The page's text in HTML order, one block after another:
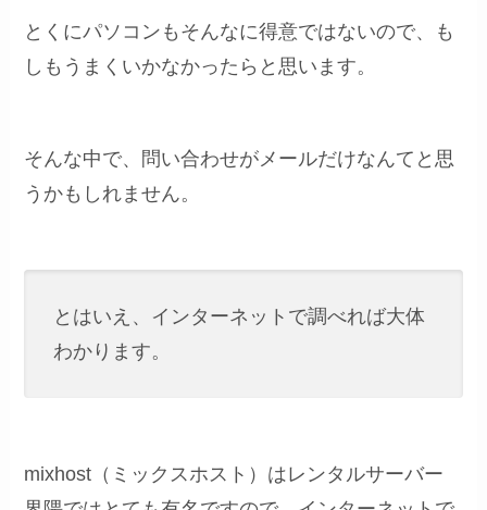
とくにパソコンもそんなに得意ではないので、も
しもうまくいかなかったらと思います。
そんな中で、問い合わせがメールだけなんてと思
うかもしれません。
とはいえ、インターネットで調べれば大体
わかります。
mixhost（ミックスホスト）はレンタルサーバー